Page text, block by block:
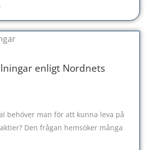
enligt Nordnets
behöver man för att kunna leva på
Den frågan hemsöker många